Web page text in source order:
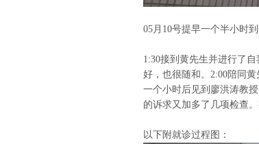
05月10号提早一个半小时
1:30接到黄先生并进行了
好，也很随和。2:00陪同
一个小时后见到廖洪涛教
的诉求又加多了几项检查
以下附就诊过程图：